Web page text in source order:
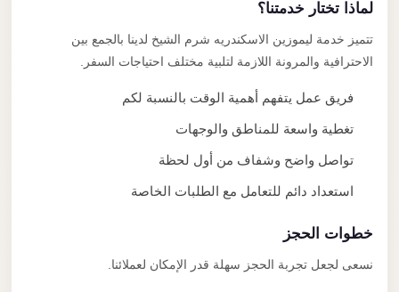
لماذا تختار خدمتنا؟
تتميز خدمة ليموزين الاسكندريه شرم الشيخ لدينا بالجمع بين
الاحترافية والمرونة اللازمة لتلبية مختلف احتياجات السفر.
فريق عمل يتفهم أهمية الوقت بالنسبة لكم
تغطية واسعة للمناطق والوجهات
تواصل واضح وشفاف من أول لحظة
استعداد دائم للتعامل مع الطلبات الخاصة
خطوات الحجز
نسعى لجعل تجربة الحجز سهلة قدر الإمكان لعملائنا.